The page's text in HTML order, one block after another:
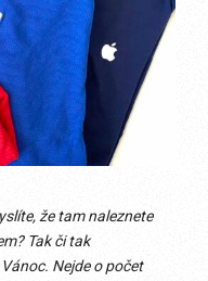
že tam naleznete
Tak či tak
Nejde o počet